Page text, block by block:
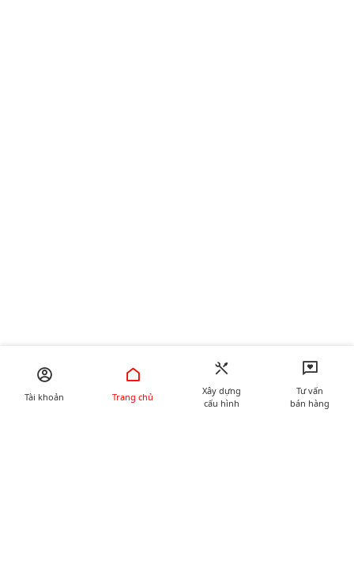
Tài khoản Trang chủ
Xây dựng
cấu hình
Tư vấn
bán hàng